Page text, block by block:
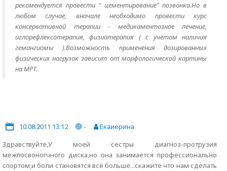
рекомендуется провести " цементирование" позвонка.Но в
любом случае, вначале необходимо провести курс
консервативной терапии - медикаментозное лечение,
иглорефлексотерапия, физиотерапия ( с учетом наличия
гемангиомы ).Возможность применения дозированных
физических нагрузок зависит от морфологической картины
на МРТ.
10.08.2011 13:12 -
Екаиерина
Здравствуйте,У моей сестры диагноз-протрузия
межпосвоногчного диска,но она занимается профессионально
спортом,и боли становятся всё больше...скажите что нам сделать